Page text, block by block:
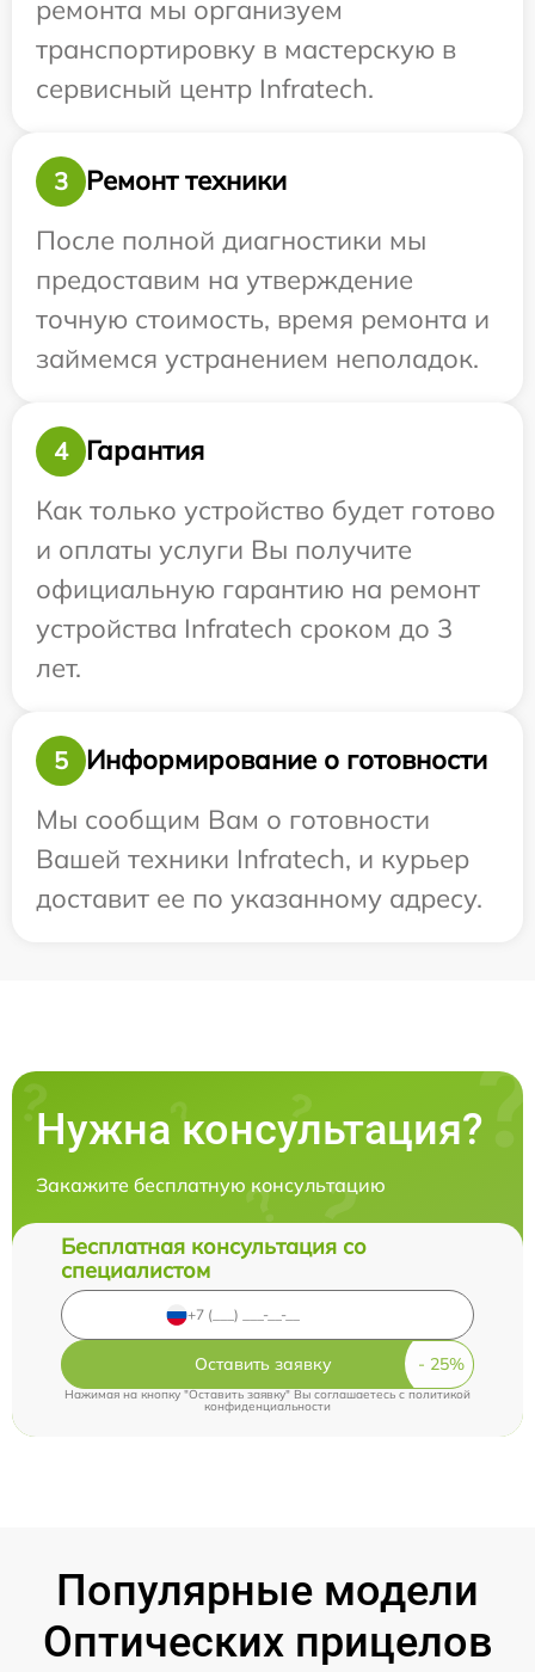
ремонта мы организуем
транспортировку в мастерскую в
сервисный центр Infratech.
3
Ремонт техники
После полной диагностики мы
предоставим на утверждение
точную стоимость, время ремонта и
займемся устранением неполадок.
4
Гарантия
Как только устройство будет готово
и оплаты услуги Вы получите
официальную гарантию на ремонт
устройства Infratech сроком до 3
лет.
5
Информирование о готовности
Мы сообщим Вам о готовности
Вашей техники Infratech, и курьер
доставит ее по указанному адресу.
Нужна консультация?
Закажите бесплатную консультацию
Бесплатная консультация со
специалистом
Оставить заявку
Нажимая на кнопку "Оставить заявку" Вы соглашаетесь cполитикой
конфиденциальности
Популярные модели
Оптических прицелов